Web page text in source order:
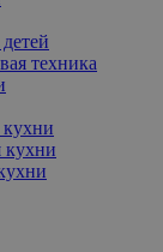
техника
кухни
кухни